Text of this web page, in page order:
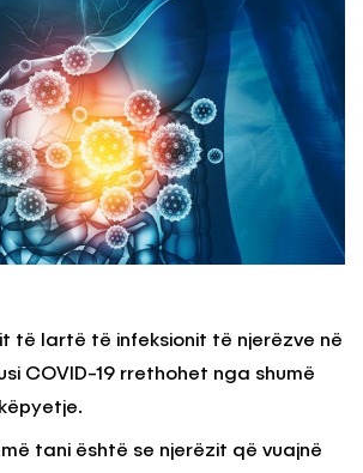
të lartë të infeksionit të njerëzve në
COVID-19 rrethohet nga shumë
tani është se njerëzit që vuajnë